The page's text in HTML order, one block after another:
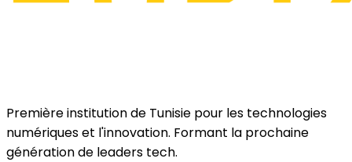
Première institution de Tunisie pour les technologies
numériques et l'innovation. Formant la prochaine
génération de leaders tech.